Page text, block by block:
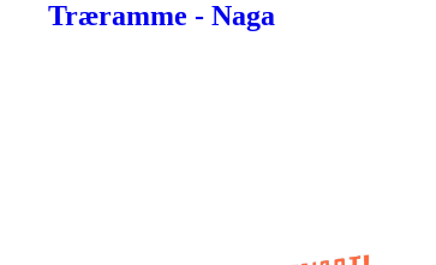
Træramme - Naga